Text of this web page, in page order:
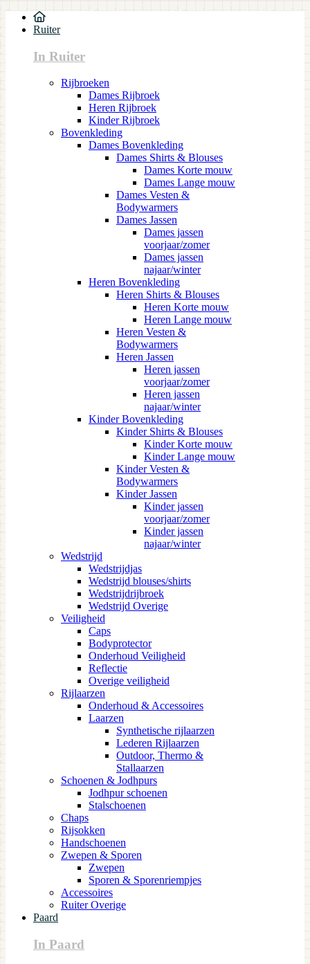
Ruiter
In Ruiter
Rijbroeken
Dames Rijbroek
Heren Rijbroek
Kinder Rijbroek
Bovenkleding
Dames Bovenkleding
Dames Shirts & Blouses
Dames Korte mouw
Dames Lange mouw
Dames Vesten &
Bodywarmers
Dames Jassen
Dames jassen
voorjaar/zomer
Dames jassen
najaar/winter
Heren Bovenkleding
Heren Shirts & Blouses
Heren Korte mouw
Heren Lange mouw
Heren Vesten &
Bodywarmers
Heren Jassen
Heren jassen
voorjaar/zomer
Heren jassen
najaar/winter
Kinder Bovenkleding
Kinder Shirts & Blouses
Kinder Korte mouw
Kinder Lange mouw
Kinder Vesten &
Bodywarmers
Kinder Jassen
Kinder jassen
voorjaar/zomer
Kinder jassen
najaar/winter
Wedstrijd
Wedstrijdjas
Wedstrijd blouses/shirts
Wedstrijdrijbroek
Wedstrijd Overige
Veiligheid
Caps
Bodyprotector
Onderhoud Veiligheid
Reflectie
Overige veiligheid
Rijlaarzen
Onderhoud & Accessoires
Laarzen
Synthetische rijlaarzen
Lederen Rijlaarzen
Outdoor, Thermo &
Stallaarzen
Schoenen & Jodhpurs
Jodhpur schoenen
Stalschoenen
Chaps
Rijsokken
Handschoenen
Zwepen & Sporen
Zwepen
Sporen & Sporenriempjes
Accessoires
Ruiter Overige
Paard
In Paard